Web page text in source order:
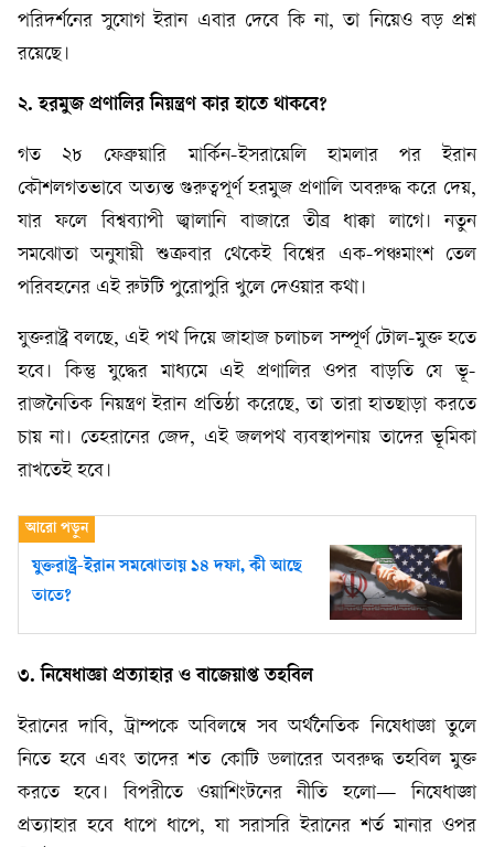
পরিদর্শনের সুযোগ ইরান এবার দেবে কি না, তা নিয়েও বড় প্রশ্ন
রয়েছে।
২. হরমুজ প্রণালির নিয়ন্ত্রণ কার হাতে থাকবে?
গত ২৮ ফেব্রুয়ারি মার্কিন-ইসরায়েলি হামলার পর ইরান
কৌশলগতভাবে অত্যন্ত গুরুত্বপূর্ণ হরমুজ প্রণালি অবরুদ্ধ করে দেয়,
যার ফলে বিশ্বব্যাপী জ্বালানি বাজারে তীব্র ধাক্কা লাগে। নতুন
সমঝোতা অনুযায়ী শুক্রবার থেকেই বিশ্বের এক-পঞ্চমাংশ তেল
পরিবহনের এই রুটটি পুরোপুরি খুলে দেওয়ার কথা।
যুক্তরাষ্ট্র বলছে, এই পথ দিয়ে জাহাজ চলাচল সম্পূর্ণ টোল-মুক্ত হতে
হবে। কিন্তু যুদ্ধের মাধ্যমে এই প্রণালির ওপর বাড়তি যে ভূ-
রাজনৈতিক নিয়ন্ত্রণ ইরান প্রতিষ্ঠা করেছে, তা তারা হাতছাড়া করতে
চায় না। তেহরানের জেদ, এই জলপথ ব্যবস্থাপনায় তাদের ভূমিকা
রাখতেই হবে।
যুক্তরাষ্ট্র-ইরান সমঝোতায় ১৪ দফা, কী আছে
তাতে?
৩. নিষেধাজ্ঞা প্রত্যাহার ও বাজেয়াপ্ত তহবিল
ইরানের দাবি, ট্রাম্পকে অবিলম্বে সব অর্থনৈতিক নিষেধাজ্ঞা তুলে
নিতে হবে এবং তাদের শত কোটি ডলারের অবরুদ্ধ তহবিল মুক্ত
করতে হবে। বিপরীতে ওয়াশিংটনের নীতি হলো— নিষেধাজ্ঞা
প্রত্যাহার হবে ধাপে ধাপে, যা সরাসরি ইরানের শর্ত মানার ওপর